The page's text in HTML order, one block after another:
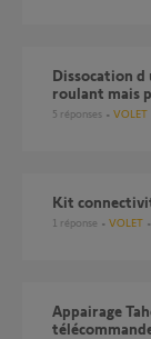
dissocation d une telecommande somfy rts d un volet
roulant mais
5 réponses VOLET
Kit
1 réponse VOLET
Appairage Tahoma switch avec Volet roulant IO sans